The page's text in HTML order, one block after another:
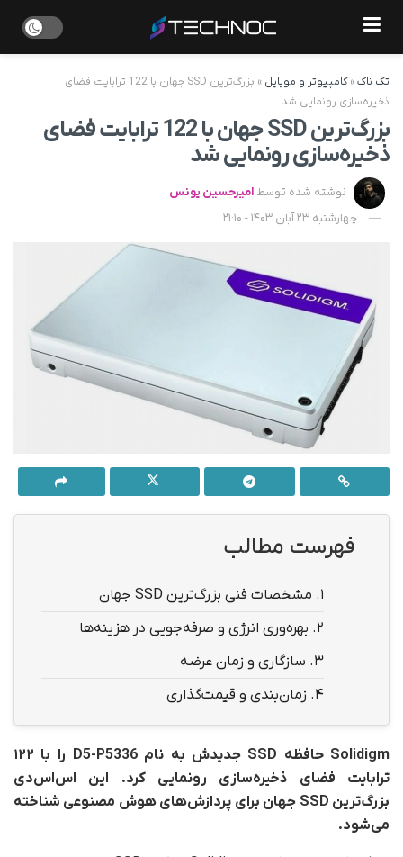
تک ناک»کامپیوتر و موبایل »
بزرگ‌ترین SSD جهان با 122 ترابایت فضای
ذخیره‌سازی رونمایی شد
بزرگ‌ترین SSD جهان با 122 ترابایت فضای
ذخیره‌سازی رونمایی شد
نوشته شده توسط امیرحسین یونس
چهارشنبه 23 آبان 1403 - 21:10
فهرست مطالب
1. مشخصات فنی بزرگ‌ترین SSD جهان
2. بهره‌وری انرژی و صرفه‌جویی در هزینه‌ها
3. سازگاری و زمان عرضه
4. زمان‌بندی و قیمت‌گذاری
Solidigm حافظه SSD جدیدش به نام
را با ۱۲۲
ترابایت فضای ذخیره‌سازی رونمایی کرد. این اس‌اس‌دی
بزرگ‌ترین SSD جهان برای پردازش‌های هوش مصنوعی شناخته
می‌شود.